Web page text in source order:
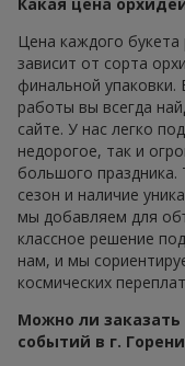
Цена каждого букета
зависит от сорта
финальной упаковки.
работы вы всегда
сайте. У нас легко
недорогое, так и
большого
сезон и наличие
мы добавляем для
классное решение
нам, и мы
космических
Можно ли
событий в г.